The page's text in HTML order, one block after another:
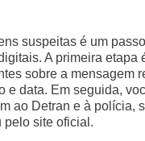
suspeitas é um
A primeira etapa
sobre a mensagem
e data. Em seguida,
ao Detran e à polícia,
pelo site oficial.